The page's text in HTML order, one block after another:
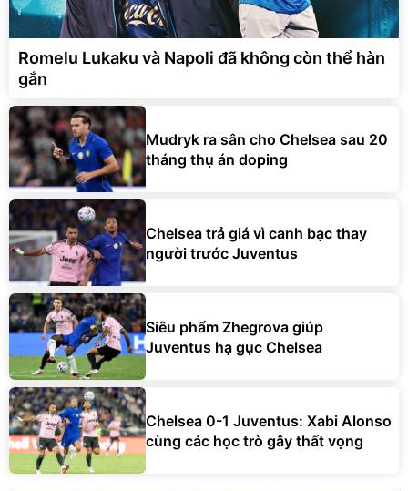
Romelu Lukaku và Napoli đã không còn thể hàn
gắn
Mudryk ra sân cho Chelsea sau 20
tháng thụ án doping
Chelsea trả giá vì canh bạc thay
người trước Juventus
Siêu phẩm Zhegrova giúp
Juventus hạ gục Chelsea
Chelsea 0-1 Juventus: Xabi Alonso
cùng các học trò gây thất vọng